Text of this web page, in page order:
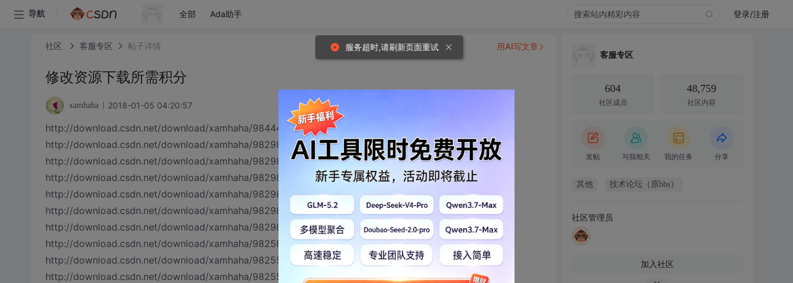
导航 全部 Ada助手 登录/注册
社区 客服专区 帖子详情
修改资源下载所需积分
xamhaha 2018-01-05 04:20:57
http://download.csdn.net/download/xamhaha/9844432
http://download.csdn.net/download/xamhaha/9829885
http://download.csdn.net/download/xamhaha/9829880
http://download.csdn.net/download/xamhaha/9829875
http://download.csdn.net/download/xamhaha/9829874
http://download.csdn.net/download/xamhaha/9829872
http://download.csdn.net/download/xamhaha/9829869
http://download.csdn.net/download/xamhaha/9825870
http://download.csdn.net/download/xamhaha/9825572
http://download.csdn.net/download/xamhaha/9825568
用AI写文章
客服专区
604
社区成员
48,759
社区内容
发帖 与我相关 我的任务 分享
其他 技术论坛（原bbs）
社区管理员
加入社区
服务超时,请刷新页面重试